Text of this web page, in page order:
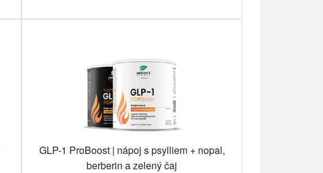
GLP-1 ProBoost | nápoj s psylliem + nopal,
berberin a zelený čaj